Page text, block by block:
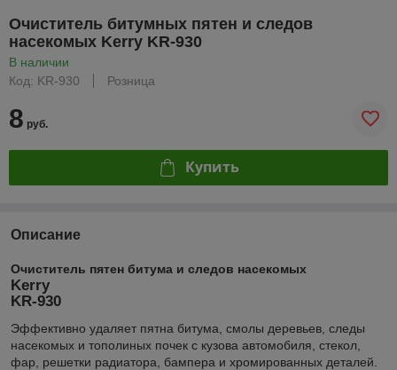
Очиститель битумных пятен и следов
насекомых Kerry KR-930
В наличии
Код: KR-930
Розница
8 руб.
Купить
Описание
Очиститель пятен битума и следов насекомых
Kerry
KR-930
Эффективно удаляет пятна битума, смолы деревьев, следы
насекомых и тополиных почек с кузова автомобиля, стекол,
фар, решетки радиатора, бампера и хромированных деталей.